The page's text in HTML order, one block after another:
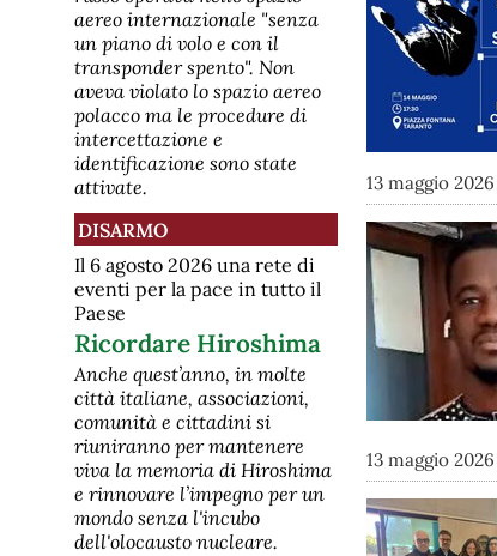
aereo internazionale "senza
un piano di volo e con il
transponder spento". Non
aveva violato lo spazio aereo
polacco ma le procedure di
intercettazione e
identificazione sono state
attivate.
DISARMO
Il 6 agosto 2026 una rete di
eventi per la pace in tutto il
Paese
Ricordare Hiroshima
Anche quest’anno, in molte
città italiane, associazioni,
comunità e cittadini si
riuniranno per mantenere
viva la memoria di Hiroshima
e rinnovare l’impegno per un
mondo senza l'incubo
dell'olocausto nucleare.
13 maggio
13 maggio